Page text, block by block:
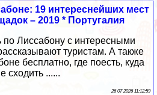
19 интереснейших мест
– 2019 * Португалия
по Лиссабону с интересными
туристам. А также
бесплатно, где поесть, куда
сходить ......
26 07 2026 11:12:59